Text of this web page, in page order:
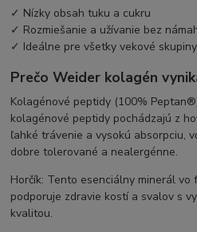
✓ Nízky obsah tuku a cukru
✓ Rozmiešanie a užívanie bez
✓ Ideálne pre všetky vekové skupiny
Prečo Weider kolagén
Kolagénové peptidy (100%
kolagénové peptidy pochádzajú z
ľahké trávenie a vysokú absorpciu,
dobre tolerované a nealergénne.
Horčík: Tento esenciálny minerál
podporuje zdravie kostí a svalov s
kvalitou.